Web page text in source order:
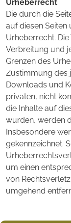
Urheberrecht
Die durch die
auf diesen
Urheberrecht.
Verbreitung und
Grenzen des
Zustimmung des
Downloads und
privaten, nicht
die Inhalte auf
wurden, werden
Insbesondere
gekennzeichnet.
um einen
von
umgehend